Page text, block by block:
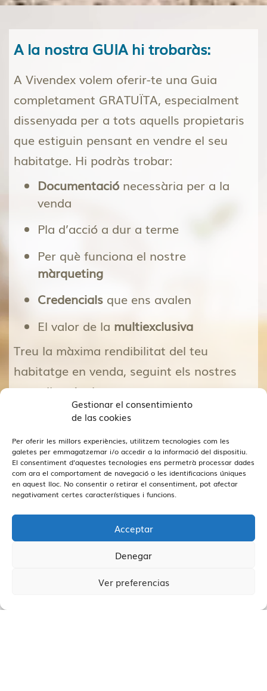
Gestionar el consentimiento
de las cookies
Per oferir les millors experiències, utilitzem tecnologies com les
galetes per emmagatzemar i/o accedir a la informació del dispositiu.
El consentiment d'aquestes tecnologies ens permetrà processar dades
com ara el comportament de navegació o les identificacions úniques
en aquest lloc. No consentir o retirar el consentiment, pot afectar
negativament certes característiques i funcions.
Acceptar
Denegar
Ver preferencias
A la nostra GUIA hi trobaràs:
A Vivendex volem oferir-te una Guia
completament GRATUÏTA, especialment
dissenyada per a tots aquells propietaris
que estiguin pensant en vendre el seu
habitatge. Hi podràs trobar:
Documentació necessària per a la
venda
Pla d’acció a dur a terme
Per què funciona el nostre
màrqueting
Credencials que ens avalen
El valor de la multiexclusiva
Treu la màxima rendibilitat del teu
habitatge en venda, seguint els nostres
consells pràctics.
Beneficis clars